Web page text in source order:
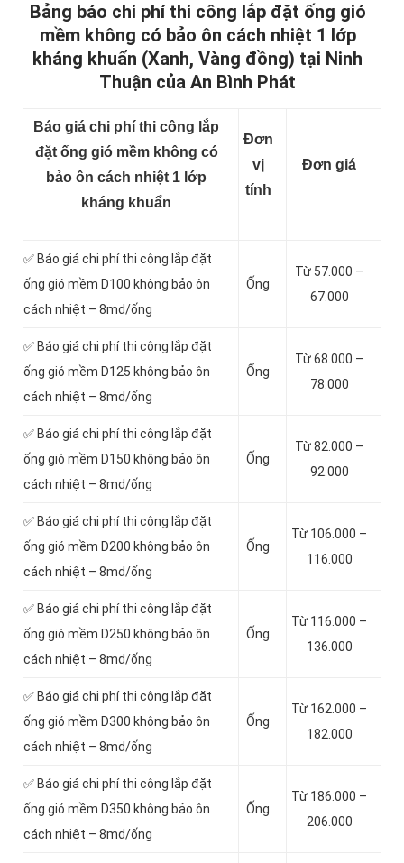
Bảng báo chi phí thi công lắp đặt ống gió
mềm không có bảo ôn cách nhiệt 1 lớp
kháng khuẩn (Xanh, Vàng đồng) tại Ninh
Thuận của An Bình Phát
Báo giá chi phí thi công lắp
đặt ống gió mềm không có
bảo ôn cách nhiệt 1 lớp
kháng khuẩn
Đơn
vị
tính
Đơn giá
✅ Báo giá chi phí thi công lắp đặt
ống gió mềm D100 không bảo ôn
cách nhiệt – 8md/ống
Ống
Từ 57.000 –
67.000
✅ Báo giá chi phí thi công lắp đặt
ống gió mềm D125 không bảo ôn
cách nhiệt – 8md/ống
Ống
Từ 68.000 –
78.000
✅ Báo giá chi phí thi công lắp đặt
ống gió mềm D150 không bảo ôn
cách nhiệt – 8md/ống
Ống
Từ 82.000 –
92.000
✅ Báo giá chi phí thi công lắp đặt
ống gió mềm D200 không bảo ôn
cách nhiệt – 8md/ống
Ống
Từ 106.000 –
116.000
✅ Báo giá chi phí thi công lắp đặt
ống gió mềm D250 không bảo ôn
cách nhiệt – 8md/ống
Ống
Từ 116.000 –
136.000
✅ Báo giá chi phí thi công lắp đặt
ống gió mềm D300 không bảo ôn
cách nhiệt – 8md/ống
Ống
Từ 162.000 –
182.000
✅ Báo giá chi phí thi công lắp đặt
ống gió mềm D350 không bảo ôn
cách nhiệt – 8md/ống
Ống
Từ 186.000 –
206.000